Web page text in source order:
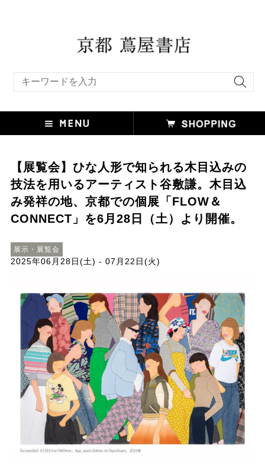
【展覧会】ひな人形で知られる木目込みの
技法を用いるアーティスト谷敷謙。木目込
み発祥の地、京都での個展「FLOW＆
CONNECT」を6月28日（土）より開催。
展示・展覧会
2025年06月28日(土) - 07月22日(火)